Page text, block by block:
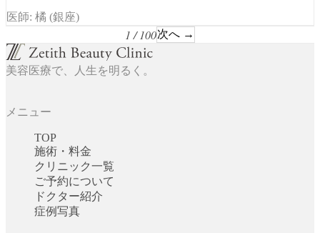
医師: 橘 (銀座)
1 / 100次へ →
美容医療で、人生を明るく。
メニュー
TOP
施術・料金
クリニック一覧
ご予約について
ドクター紹介
症例写真